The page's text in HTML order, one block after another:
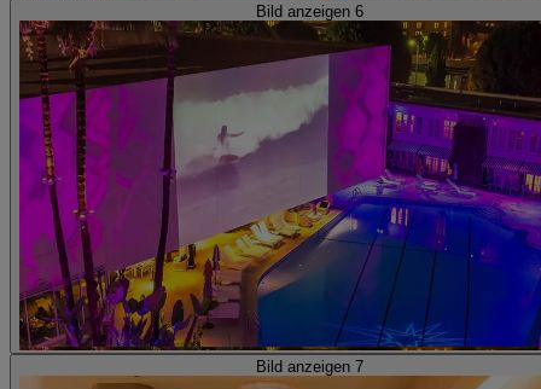
Bild anzeigen 6
Bild anzeigen 7